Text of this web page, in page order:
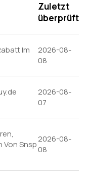
Zuletzt
überprüft
Im
2026-08-
08
2026-08-
07
Snsp
2026-08-
08